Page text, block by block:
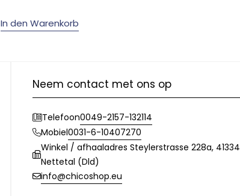
In den Warenkorb
Neem contact met ons op
Telefoon0049-2157-132114
Mobiel0031-6-10407270
Winkel / afhaaladres Steylerstrasse 228a, 41334
Nettetal (Dld)
info@chicoshop.eu